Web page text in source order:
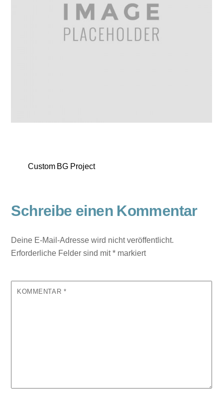
Custom BG Project
Schreibe einen Kommentar
Deine E-Mail-Adresse wird nicht veröffentlicht.
Erforderliche Felder sind mit* markiert
KOMMENTAR *